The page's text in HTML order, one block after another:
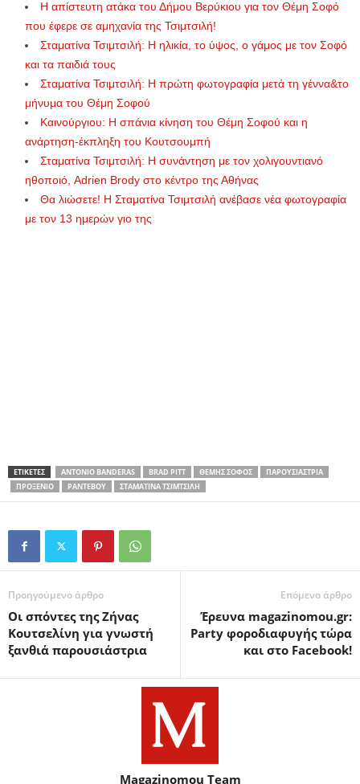
Η απίστευτη ατάκα του Δήμου Βερύκιου για τον Θέμη Σοφό
που έφερε σε αμηχανία της Τσιμτσιλή!
Σταματίνα Τσιμτσιλή: Η ηλικία, το ύψος, ο γάμος με τον Σοφό
και τα παιδιά τους
Σταματίνα Τσιμτσιλή: Η πρώτη φωτογραφία μετά τη γέννα&το
μήνυμα του Θέμη Σοφού
Καινούργιου: Η σπάνια κίνηση του Θέμη Σοφού και η
ανάρτηση-έκπληξη του Κουτσουμπή
Σταματίνα Τσιμτσιλή: Η συνάντηση με τον χολιγουντιανό
ηθοποιό, Adrien Brody στο κέντρο της Αθήνας
Θα λιώσετε! Η Σταματίνα Τσιμτσιλή ανέβασε νέα φωτογραφία
με τον 13 ημερών γιο της
ΕΤΙΚΕΤΕΣ ANTONIO BANDERAS BRAD PITT ΘΈΜΗΣ ΣΟΦΌΣ
ΠΑΡΟΥΣΙΆΣΤΡΙΑ
ΠΡΟΞΕΝΙΌ
ΡΑΝΤΕΒΟΎ ΣΤΑΜΑΤΊΝΑ ΤΣΙΜΤΣΙΛΉ
Προηγούμενο άρθρο
Οι σπόντες της Ζήνας
Κουτσελίνη για γνωστή
ξανθιά παρουσιάστρια
Επόμενο άρθρο
Έρευνα magazinomou.gr:
Party φοροδιαφυγής τώρα
και στο Facebook!
Magazinomou Team